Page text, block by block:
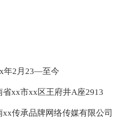
2月23—至今
xx市xx区王府井A座2913
传承品牌网络传媒有限公司